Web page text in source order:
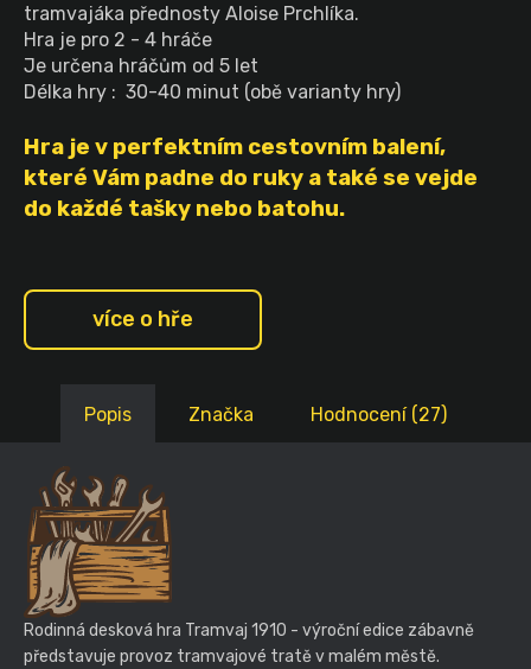
tramvajáka přednosty Aloise Prchlíka.
Hra je pro 2 - 4 hráče
Je určena hráčům od 5 let
Délka hry : 30-40 minut (obě varianty hry)
Hra je v perfektním cestovním balení,
které Vám padne do ruky a také se vejde
do každé tašky nebo batohu.
více o hře
Popis Hodnocení (27)
Značka
Rodinná desková hra Tramvaj 1910 - výroční edice zábavně
představuje provoz tramvajové tratě v malém městě.